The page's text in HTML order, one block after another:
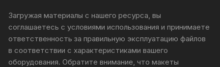
Загружая материалы с нашего ресурса, вы
соглашаетесь с условиями использования и принимаете
ответственность за правильную эксплуатацию файлов
в соответствии с характеристиками вашего
оборудования. Обратите внимание, что макеты